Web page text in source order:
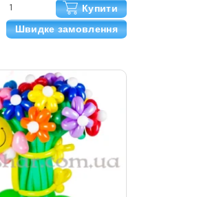
Купити
Швидке замовлення